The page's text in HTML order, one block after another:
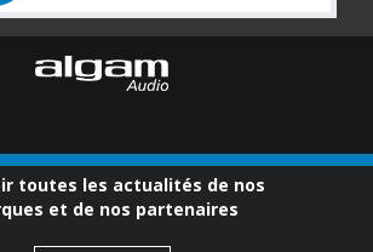
toutes les actualités de nos
et de nos partenaires